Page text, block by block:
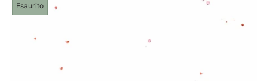
Etichetta
del
Esaurito